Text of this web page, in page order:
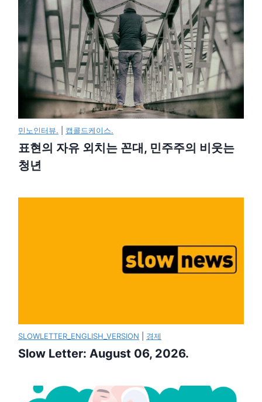
민노인터뷰. 캡콜드케이스.
표현의 자유 외치는 꼰대, 민주주의 비웃는
청년
SLOWLETTER_ENGLISH_VERSION 경제
Slow Letter: August 06, 2026.